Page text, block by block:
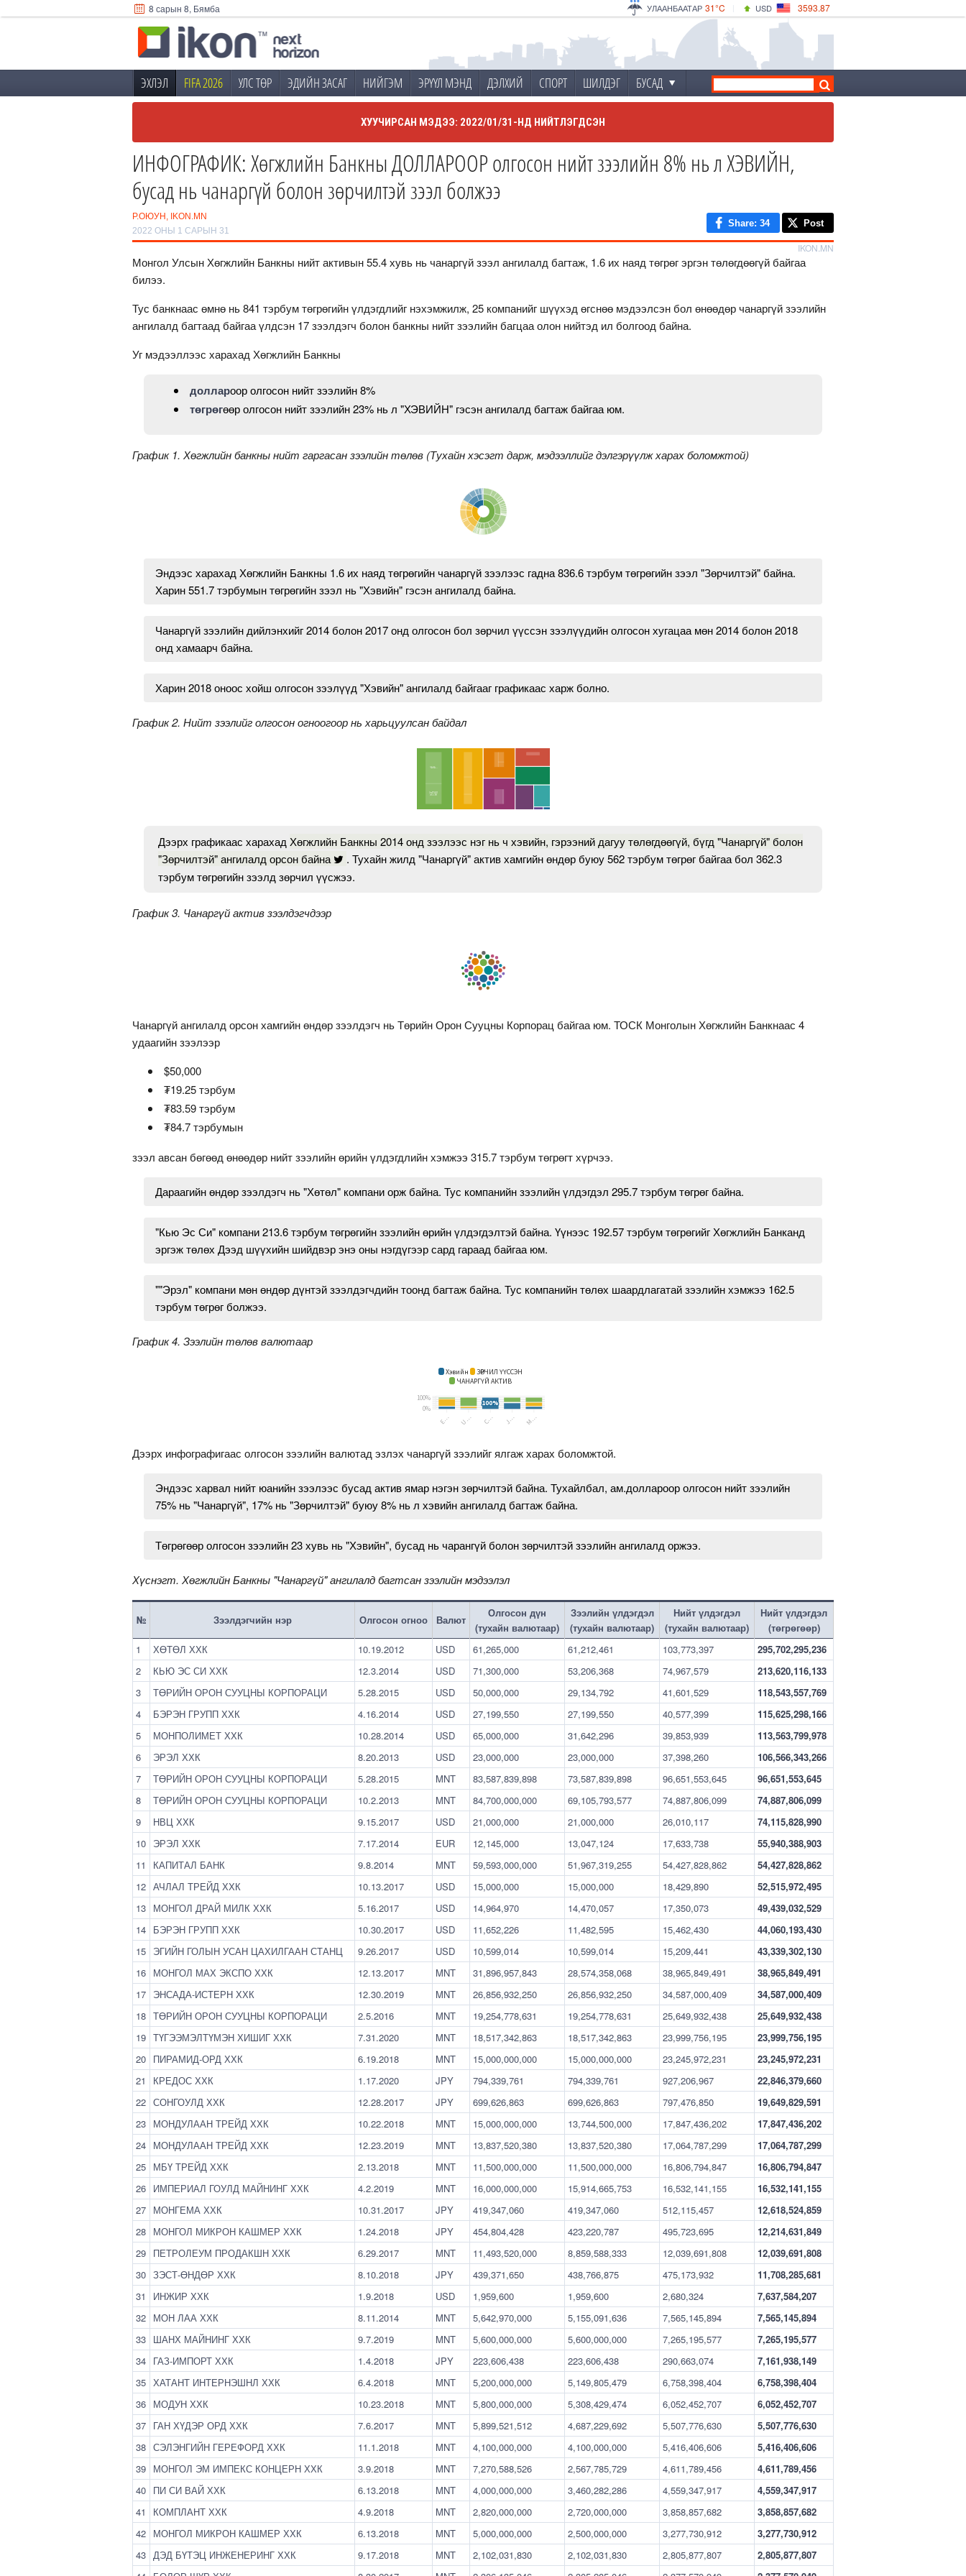
8 сарын 8, Бямба 31°C
УЛААНБААТАР
33°C
ДАРХАН
30°C
ЭРДЭНЭТ
USD 3593.87
4141.04
ЭХЛЭЛ FIFA 2026 УЛС ТӨР ЭДИЙН ЗАСАГ НИЙГЭМ ЭРҮҮЛ МЭНД ДЭЛХИЙ СПОРТ ШИЛДЭГ БУСАД
ХУУЧИРСАН МЭДЭЭ: 2022/01/31-НД НИЙТЛЭГДСЭН
ИНФОГРАФИК: Хөгжлийн Банкны ДОЛЛАРООР олгосон нийт зээлийн 8% нь л ХЭВИЙН,
бусад нь чанаргүй болон зөрчилтэй зээл болжээ
Р.ОЮУН, IKON.MN
2022 ОНЫ 1 САРЫН 31
Share: 34 Post
IKON.MN
Монгол Улсын Хөгжлийн Банкны нийт активын 55.4 хувь нь чанаргүй зээл ангилалд багтаж, 1.6 их наяд төгрөг эргэн төлөгдөөгүй байгаа
билээ.
Тус банкнаас өмнө нь 841 тэрбум төгрөгийн үлдэгдлийг нэхэмжилж, 25 компанийг шүүхэд өгснөө мэдээлсэн бол өнөөдөр чанаргүй зээлийн
ангилалд багтаад байгаа үлдсэн 17 зээлдэгч болон банкны нийт зээлийн багцаа олон нийтэд ил болгоод байна.
Уг мэдээллээс харахад Хөгжлийн Банкны
доллароор олгосон нийт зээлийн 8%
төгрөгөөр олгосон нийт зээлийн 23% нь л "ХЭВИЙН" гэсэн ангилалд багтаж байгаа юм.
График 1. Хөгжлийн банкны нийт гаргасан зээлийн төлөв (Тухайн хэсэгт дарж, мэдээллийг дэлгэрүүлж харах боломжтой)
Эндээс харахад Хөгжлийн Банкны 1.6 их наяд төгрөгийн чанаргүй зээлээс гадна 836.6 тэрбум төгрөгийн зээл "Зөрчилтэй" байна.
Харин 551.7 тэрбумын төгрөгийн зээл нь "Хэвийн" гэсэн ангилалд байна.
Чанаргүй зээлийн дийлэнхийг 2014 болон 2017 онд олгосон бол зөрчил үүссэн зээлүүдийн олгосон хугацаа мөн 2014 болон 2018
онд хамаарч байна.
Харин 2018 оноос хойш олгосон зээлүүд "Хэвийн" ангилалд байгааг графикаас харж болно.
График 2. Нийт зээлийг олгосон огноогоор нь харьцуулсан байдал
Дээрх графикаас харахад Хөгжлийн Банкны 2014 онд зээлээс нэг нь ч хэвийн, гэрээний дагуу төлөгдөөгүй, бүгд "Чанаргүй" болон
"Зөрчилтэй" ангилалд орсон байна
. Тухайн жилд "Чанаргүй" актив хамгийн өндөр буюу 562 тэрбум төгрөг байгаа бол 362.3
тэрбум төгрөгийн зээлд зөрчил үүсжээ.
График 3. Чанаргүй актив зээлдэгчдээр
Чанаргүй ангилалд орсон хамгийн өндөр зээлдэгч нь Төрийн Орон Сууцны Корпорац байгаа юм. ТОСК Монголын Хөгжлийн Банкнаас 4
удаагийн зээлээр
$50,000
₮19.25 тэрбум
₮83.59 тэрбум
₮84.7 тэрбумын
зээл авсан бөгөөд өнөөдөр нийт зээлийн өрийн үлдэгдлийн хэмжээ 315.7 тэрбум төгрөгт хүрчээ.
Дараагийн өндөр зээлдэгч нь "Хөтөл" компани орж байна. Тус компанийн зээлийн үлдэгдэл 295.7 тэрбум төгрөг байна.
"Кью Эс Си" компани 213.6 тэрбум төгрөгийн зээлийн өрийн үлдэгдэлтэй байна. Үүнээс 192.57 тэрбум төгрөгийг Хөгжлийн Банканд
эргэж төлөх Дээд шүүхийн шийдвэр энэ оны нэгдүгээр сард гараад байгаа юм.
""Эрэл" компани мөн өндөр дүнтэй зээлдэгчдийн тоонд багтаж байна. Тус компанийн төлөх шаардлагатай зээлийн хэмжээ 162.5
тэрбум төгрөг болжээ.
График 4. Зээлийн төлөв валютаар
Дээрх инфографигаас олгосон зээлийн валютад эзлэх чанаргүй зээлийг ялгаж харах боломжтой.
Эндээс харвал нийт юанийн зээлээс бусад актив ямар нэгэн зөрчилтэй байна. Тухайлбал, ам.доллароор олгосон нийт зээлийн
75% нь "Чанаргүй", 17% нь "Зөрчилтэй" буюу 8% нь л хэвийн ангилалд багтаж байна.
Төгрөгөөр олгосон зээлийн 23 хувь нь "Хэвийн", бусад нь чарангүй болон зөрчилтэй зээлийн ангилалд оржээ.
Хүснэгт. Хөгжлийн Банкны "Чанаргүй" ангилалд багтсан зээлийн мэдээлэл
№ Зээлдэгчийн нэр Олгосон огноо Валют
Олгосон дүн
(тухайн валютаар)
Зээлийн үлдэгдэл
(тухайн валютаар)
Нийт үлдэгдэл
(тухайн валютаар)
Нийт үлдэгдэл
(төгрөгөөр)
1
ХӨТӨЛ ХХК 10.19.2012 USD 61,265,000 61,212,461 103,773,397
295,702,295,236
2
КЬЮ ЭС СИ ХХК 12.3.2014 USD 71,300,000 53,206,368 74,967,579
213,620,116,133
3
ТӨРИЙН ОРОН СУУЦНЫ КОРПОРАЦИ 5.28.2015 USD 50,000,000 29,134,792 41,601,529
118,543,557,769
4
БЭРЭН ГРУПП ХХК 4.16.2014 USD 27,199,550 27,199,550 40,577,399
115,625,298,166
5
МОНПОЛИМЕТ ХХК 10.28.2014 USD 65,000,000 31,642,296 39,853,939
113,563,799,978
6
ЭРЭЛ ХХК 8.20.2013 USD 23,000,000 23,000,000 37,398,260
106,566,343,266
7
ТӨРИЙН ОРОН СУУЦНЫ КОРПОРАЦИ 5.28.2015 MNT 83,587,839,898 73,587,839,898 96,651,553,645
96,651,553,645
8
ТӨРИЙН ОРОН СУУЦНЫ КОРПОРАЦИ 10.2.2013 MNT 84,700,000,000 69,105,793,577 74,887,806,099
74,887,806,099
9
НВЦ ХХК 9.15.2017 USD 21,000,000 21,000,000 26,010,117
74,115,828,990
10 ЭРЭЛ ХХК 7.17.2014 EUR 12,145,000 13,047,124 17,633,738
55,940,388,903
11
КАПИТАЛ БАНК 9.8.2014 MNT 59,593,000,000 51,967,319,255 54,427,828,862
54,427,828,862
12 АЧЛАЛ ТРЕЙД ХХК 10.13.2017 USD 15,000,000 15,000,000 18,429,890
52,515,972,495
13 МОНГОЛ ДРАЙ МИЛК ХХК 5.16.2017 USD 14,964,970 14,470,057 17,350,073
49,439,032,529
14 БЭРЭН ГРУПП ХХК 10.30.2017 USD 11,652,226 11,482,595 15,462,430
44,060,193,430
15 ЭГИЙН ГОЛЫН УСАН ЦАХИЛГААН СТАНЦ 9.26.2017 USD 10,599,014 10,599,014 15,209,441
43,339,302,130
16 МОНГОЛ МАХ ЭКСПО ХХК 12.13.2017 MNT 31,896,957,843 28,574,358,068 38,965,849,491
38,965,849,491
17 ЭНСАДА-ИСТЕРН ХХК 12.30.2019 MNT 26,856,932,250 26,856,932,250 34,587,000,409
34,587,000,409
18 ТӨРИЙН ОРОН СУУЦНЫ КОРПОРАЦИ 2.5.2016 MNT 19,254,778,631 19,254,778,631 25,649,932,438
25,649,932,438
19 ТҮГЭЭМЭЛТҮМЭН ХИШИГ ХХК 7.31.2020 MNT 18,517,342,863 18,517,342,863 23,999,756,195
23,999,756,195
20 ПИРАМИД-ОРД ХХК 6.19.2018 MNT 15,000,000,000 15,000,000,000 23,245,972,231
23,245,972,231
21
КРЕДОС ХХК 1.17.2020 JPY 794,339,761 794,339,761 927,206,967
22,846,379,660
22 СОНГОУЛД ХХК 12.28.2017 JPY 699,626,863 699,626,863 797,476,850
19,649,829,591
23 МОНДУЛААН ТРЕЙД ХХК 10.22.2018 MNT 15,000,000,000 13,744,500,000 17,847,436,202
17,847,436,202
24 МОНДУЛААН ТРЕЙД ХХК 12.23.2019 MNT 13,837,520,380 13,837,520,380 17,064,787,299
17,064,787,299
25 МБҮ ТРЕЙД ХХК 2.13.2018 MNT 11,500,000,000 11,500,000,000 16,806,794,847
16,806,794,847
26 ИМПЕРИАЛ ГОУЛД МАЙНИНГ ХХК 4.2.2019 MNT 16,000,000,000 15,914,665,753 16,532,141,155
16,532,141,155
27 МОНГЕМА ХХК 10.31.2017 JPY 419,347,060 419,347,060 512,115,457
12,618,524,859
28 МОНГОЛ МИКРОН КАШМЕР ХХК 1.24.2018 JPY 454,804,428 423,220,787 495,723,695
12,214,631,849
29 ПЕТРОЛЕУМ ПРОДАКШН ХХК 6.29.2017 MNT 11,493,520,000 8,859,588,333 12,039,691,808
12,039,691,808
30 ЗЭСТ-ӨНДӨР ХХК 8.10.2018 JPY 439,371,650 438,766,875 475,173,932
11,708,285,681
31
ИНЖИР ХХК 1.9.2018 USD 1,959,600 1,959,600 2,680,324
7,637,584,207
32 МОН ЛАА ХХК 8.11.2014 MNT 5,642,970,000 5,155,091,636 7,565,145,894
7,565,145,894
33 ШАНХ МАЙНИНГ ХХК 9.7.2019 MNT 5,600,000,000 5,600,000,000 7,265,195,577
7,265,195,577
34 ГАЗ-ИМПОРТ ХХК 1.4.2018 JPY 223,606,438 223,606,438 290,663,074
7,161,938,149
35 ХАТАНТ ИНТЕРНЭШНЛ ХХК 6.4.2018 MNT 5,200,000,000 5,149,805,479 6,758,398,404
6,758,398,404
36 МОДУН ХХК 10.23.2018 MNT 5,800,000,000 5,308,429,474 6,052,452,707
6,052,452,707
37 ГАН ХҮДЭР ОРД ХХК 7.6.2017 MNT 5,899,521,512 4,687,229,692 5,507,776,630
5,507,776,630
38 СЭЛЭНГИЙН ГЕРЕФОРД ХХК 11.1.2018 MNT 4,100,000,000 4,100,000,000 5,416,406,606
5,416,406,606
39 МОНГОЛ ЭМ ИМПЕКС КОНЦЕРН ХХК 3.9.2018 MNT 7,270,588,526 2,567,785,729 4,611,789,456
4,611,789,456
40 ПИ СИ ВАЙ ХХК 6.13.2018 MNT 4,000,000,000 3,460,282,286 4,559,347,917
4,559,347,917
41
КОМПЛАНТ ХХК 4.9.2018 MNT 2,820,000,000 2,720,000,000 3,858,857,682
3,858,857,682
42 МОНГОЛ МИКРОН КАШМЕР ХХК 6.13.2018 MNT 5,000,000,000 2,500,000,000 3,277,730,912
3,277,730,912
43 ДЭД БҮТЭЦ ИНЖЕНЕРИНГ ХХК 9.17.2018 MNT 2,102,031,830 2,102,031,830 2,805,877,807
2,805,877,807